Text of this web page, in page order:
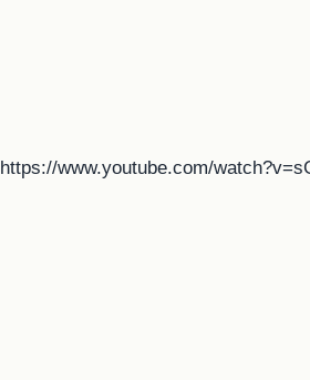
https://www.youtube.com/